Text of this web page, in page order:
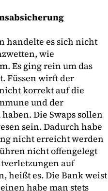
handelte es sich nicht
wie
Es ging rein um das
Füssen wirft der
korrekt auf die
und der
Die Swaps sollen
sein. Dadurch habe
nicht erreicht werden
nicht offengelegt
auf
heißt es. Die Bank weist
habe man stets